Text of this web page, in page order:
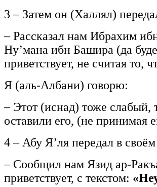
3 – Затем он (Халлял)
– Рассказал нам Ибрахим
Ну’мана ибн Башира (да
приветствует, не считая то,
Я (аль-Албани) говорю:
– Этот (иснад) тоже слабый,
оставили его, (не принимая
4 – Абу Я’ля передал в
– Сообщил нам Язид ар-
приветствует, с текстом: